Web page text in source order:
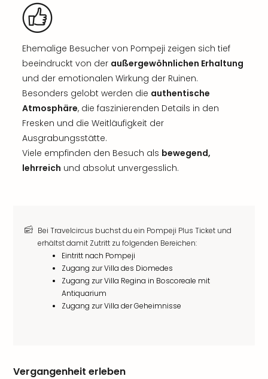
Ehemalige Besucher von Pompeji zeigen sich tief
beeindruckt von der außergewöhnlichen Erhaltung
und der emotionalen Wirkung der Ruinen.
Besonders gelobt werden die authentische
Atmosphäre, die faszinierenden Details in den
Fresken und die Weitläufigkeit der
Ausgrabungsstätte.
Viele empfinden den Besuch als bewegend,
lehrreich und absolut unvergesslich.
Bei Travelcircus buchst du ein Pompeji Plus Ticket und
erhältst damit Zutritt zu folgenden Bereichen:
Eintritt nach Pompeji
Zugang zur Villa des Diomedes
Zugang zur Villa Regina in Boscoreale mit
Antiquarium
Zugang zur Villa der Geheimnisse
Vergangenheit erleben